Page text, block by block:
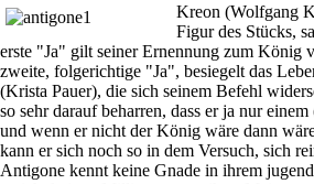
Kreon (Wolfgang
Figur des Stücks,
erste "Ja" gilt seiner Ernennung zum König
zweite, folgerichtige "Ja", besiegelt das
(Krista Pauer), die sich seinem Befehl
so sehr darauf beharren, dass er ja nur
und wenn er nicht der König wäre dann
kann er sich noch so in dem Versuch, sich
Antigone kennt keine Gnade in ihrem